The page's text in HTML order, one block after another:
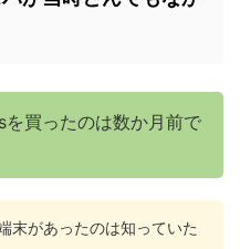
買ったのは数か月前で
末があったのは知っていた